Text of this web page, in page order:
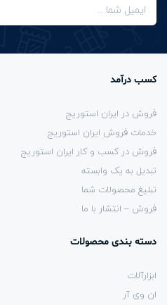
کسب درآمد
فروش در ایران استوریج
خدمات فروش ایران استوریج
فروش در کسب و کار ایران استوریج
تبدیل به یک وابسته
تبلیغ محصولات شما
فروش – انتشار با ما
دسته بندی محصولات
ابزارآلات
ان وی آر